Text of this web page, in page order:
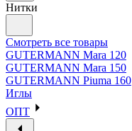
Нитки
Смотреть все товары
GUTERMANN Mara 120
GUTERMANN Mara 150
GUTERMANN Piuma 160
Иглы
ОПТ